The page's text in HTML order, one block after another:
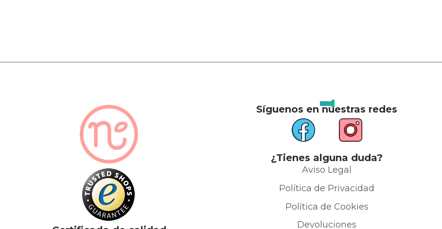
Síguenos en nuestras redes
¿Tienes alguna duda?
Aviso Legal
Política de Privacidad
Política de Cookies
Devoluciones